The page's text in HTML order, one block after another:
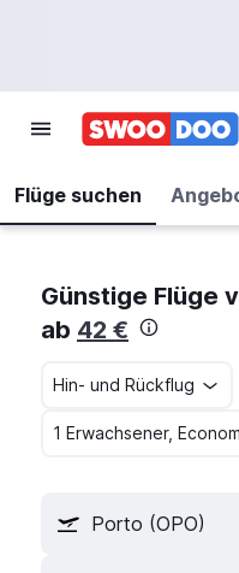
Flüge suchen
Günstige Flüge
ab 42 €
Hin- und Rückflug
1 Erwachsener,
Porto (OPO)